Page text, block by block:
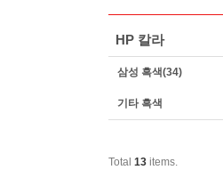
HP 칼라
삼성 흑색(34)
기타 흑색
Total 13 items.